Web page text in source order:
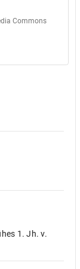
Commons
1. Jh. v.